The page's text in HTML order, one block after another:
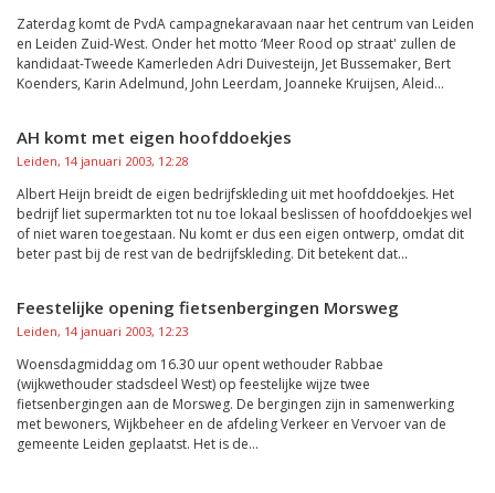
Zaterdag komt de PvdA campagnekaravaan naar het centrum van Leiden
en Leiden Zuid-West. Onder het motto ‘Meer Rood op straat' zullen de
kandidaat-Tweede Kamerleden Adri Duivesteijn, Jet Bussemaker, Bert
Koenders, Karin Adelmund, John Leerdam, Joanneke Kruijsen, Aleid...
AH komt met eigen hoofddoekjes
Leiden, 14 januari 2003, 12:28
Albert Heijn breidt de eigen bedrijfskleding uit met hoofddoekjes. Het
bedrijf liet supermarkten tot nu toe lokaal beslissen of hoofddoekjes wel
of niet waren toegestaan. Nu komt er dus een eigen ontwerp, omdat dit
beter past bij de rest van de bedrijfskleding. Dit betekent dat...
Feestelijke opening fietsenbergingen Morsweg
Leiden, 14 januari 2003, 12:23
Woensdagmiddag om 16.30 uur opent wethouder Rabbae
(wijkwethouder stadsdeel West) op feestelijke wijze twee
fietsenbergingen aan de Morsweg. De bergingen zijn in samenwerking
met bewoners, Wijkbeheer en de afdeling Verkeer en Vervoer van de
gemeente Leiden geplaatst. Het is de...